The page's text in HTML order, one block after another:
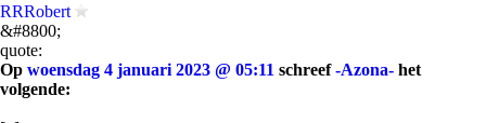
RRRobert
&#8800;
quote:
Op woensdag 4 januari 2023 @ 05:11 schreef-Azona- het
volgende: